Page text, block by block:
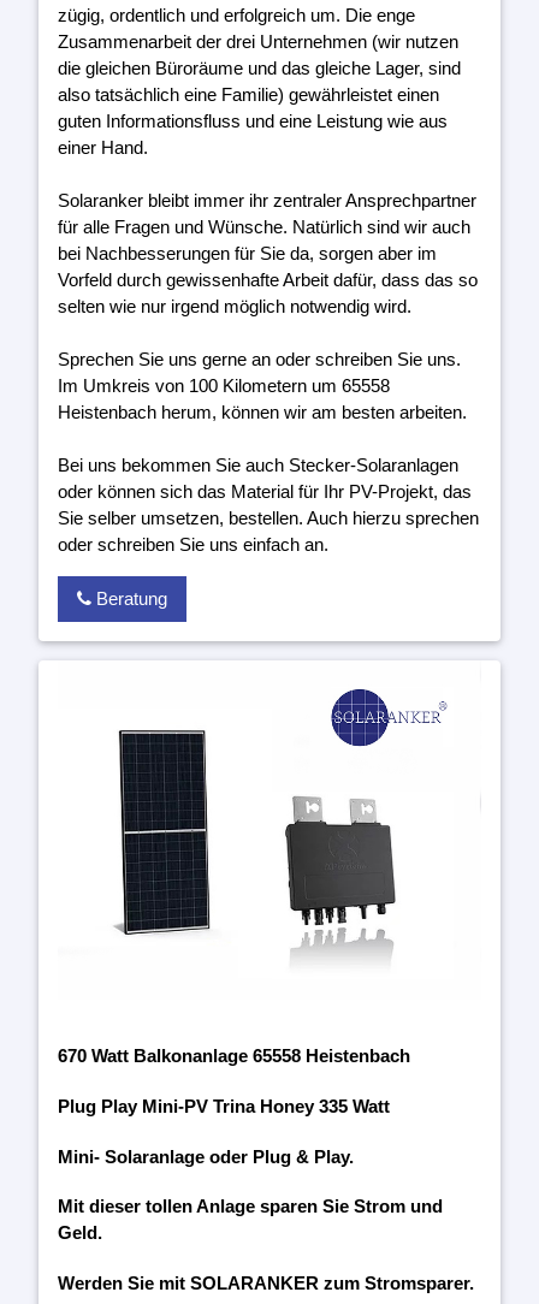
zügig, ordentlich und erfolgreich um. Die enge
Zusammenarbeit der drei Unternehmen (wir nutzen
die gleichen Büroräume und das gleiche Lager, sind
also tatsächlich eine Familie) gewährleistet einen
guten Informationsfluss und eine Leistung wie aus
einer Hand.
Solaranker bleibt immer ihr zentraler Ansprechpartner
für alle Fragen und Wünsche. Natürlich sind wir auch
bei Nachbesserungen für Sie da, sorgen aber im
Vorfeld durch gewissenhafte Arbeit dafür, dass das so
selten wie nur irgend möglich notwendig wird.
Sprechen Sie uns gerne an oder schreiben Sie uns.
Im Umkreis von 100 Kilometern um 65558
Heistenbach herum, können wir am besten arbeiten.
Bei uns bekommen Sie auch Stecker-Solaranlagen
oder können sich das Material für Ihr PV-Projekt, das
Sie selber umsetzen, bestellen. Auch hierzu sprechen
oder schreiben Sie uns einfach an.
Beratung
670 Watt Balkonanlage 65558 Heistenbach
Plug Play Mini-PV Trina Honey 335 Watt
Mini- Solaranlage oder Plug & Play.
Mit dieser tollen Anlage sparen Sie Strom und
Geld.
Werden Sie mit SOLARANKER zum Stromsparer.